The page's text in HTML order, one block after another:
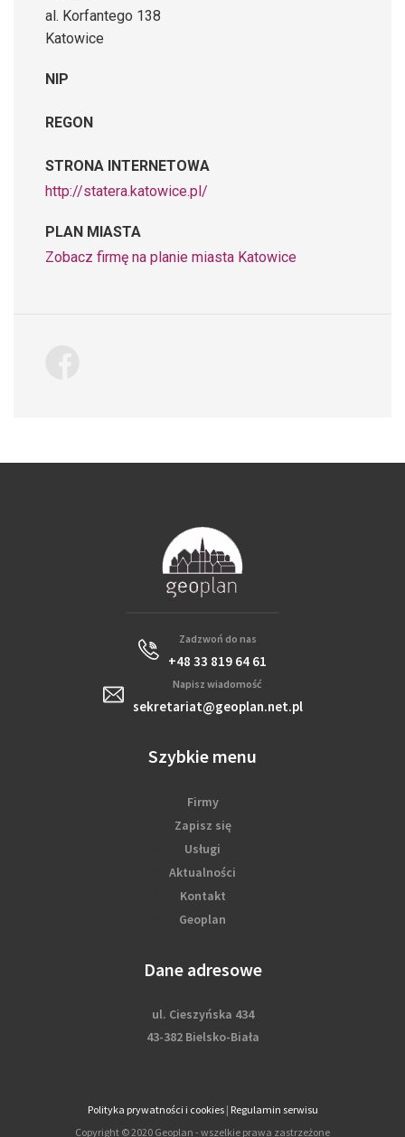
al. Korfantego 138
Katowice
NIP
REGON
STRONA INTERNETOWA
http://statera.katowice.pl/
PLAN MIASTA
Zobacz firmę na planie miasta Katowice
Zadzwoń do nas
+48 33 819 64 61
Napisz wiadomość
sekretariat@geoplan.net.pl
Szybkie menu
Firmy
Zapisz się
Usługi
Aktualności
Kontakt
Geoplan
Dane adresowe
ul. Cieszyńska 434
43-382 Bielsko-Biała
Polityka prywatności i cookies| Regulamin serwisu
Copyright © 2020 Geoplan - wszelkie prawa zastrzeżone